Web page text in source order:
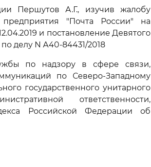
Першутов А.Г., изучив жалобу
предприятия "Почта России" на
и постановление Девятого
делу N А40-84431/2018
по надзору в сфере связи,
по Северо-Западному
государственного унитарного
ответственности,
Российской Федерации об